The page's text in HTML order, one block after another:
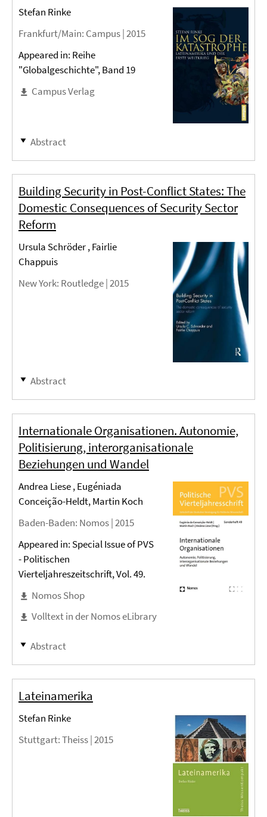
Stefan Rinke
Frankfurt/Main: Campus |2015
Appeared in: Reihe
"Globalgeschichte", Band 19
Campus Verlag
Abstract
Building Security in Post-Conflict States: The
Domestic Consequences of Security Sector
Reform
Ursula Schröder , Fairlie
Chappuis
New York: Routledge |2015
Abstract
Internationale Organisationen. Autonomie,
Politisierung, interorganisationale
Beziehungen und Wandel
Andrea Liese , Eugéniada
Conceição-Heldt, Martin Koch
Baden-Baden: Nomos |2015
Appeared in: Special Issue of PVS
- Politischen
Vierteljahreszeitschrift, Vol. 49.
Nomos Shop
Volltext in der Nomos eLibrary
Abstract
Lateinamerika
Stefan Rinke
Stuttgart: Theiss |2015